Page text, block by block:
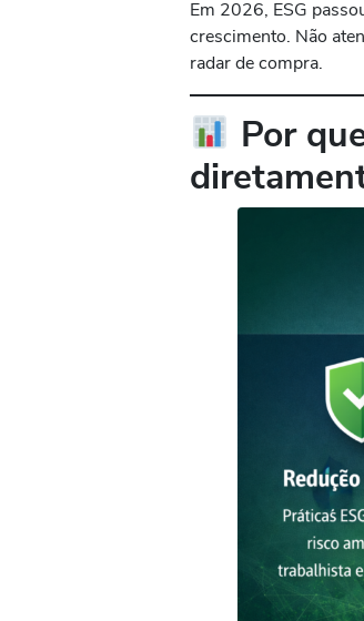
Em 2026, ESG
crescimento. Não
radar de compra.
Por